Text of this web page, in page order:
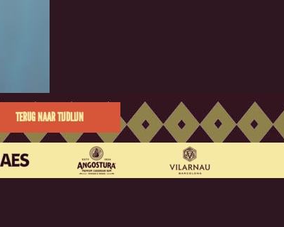
TERUG NAAR TIJDLIJN